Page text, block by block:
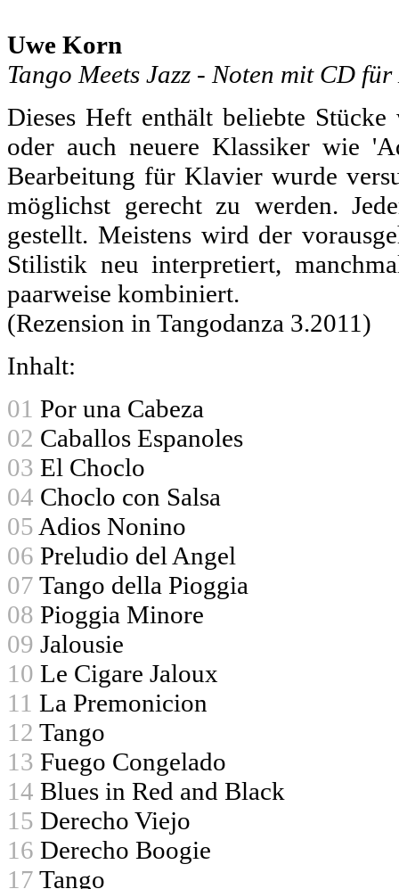
Uwe Korn
Tango Meets Jazz - Noten mit CD
Dieses Heft enthält beliebte
oder auch neuere Klassiker wie
Bearbeitung für Klavier wurde
möglichst gerecht zu werden.
gestellt. Meistens wird der
Stilistik neu interpretiert,
paarweise kombiniert.
(Rezension in Tangodanza 3.2011)
Inhalt:
01 Por una Cabeza
02 Caballos Espanoles
03 El Choclo
04 Choclo con Salsa
05 Adios Nonino
06 Preludio del Angel
07 Tango della Pioggia
08 Pioggia Minore
09 Jalousie
10 Le Cigare Jaloux
11 La Premonicion
12 Tango
13 Fuego Congelado
14 Blues in Red and Black
15 Derecho Viejo
16 Derecho Boogie
17 Tango